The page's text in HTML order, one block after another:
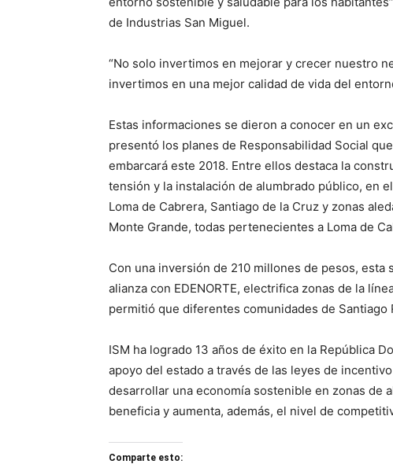
de Industrias San Miguel.
“No solo invertimos en mejorar y crecer nuestro
invertimos en una mejor calidad de vida del
Estas informaciones se dieron a conocer en un
presentó los planes de Responsabilidad Social
embarcará este 2018. Entre ellos destaca la
tensión y la instalación de alumbrado público, en
Loma de Cabrera, Santiago de la Cruz y zonas
Monte Grande, todas pertenecientes a Loma de
Con una inversión de 210 millones de pesos,
alianza con EDENORTE, electrifica zonas de la
permitió que diferentes comunidades de
ISM ha logrado 13 años de éxito en la República
apoyo del estado a través de las leyes de
desarrollar una economía sostenible en zonas de
beneficia y aumenta, además, el nivel de
Comparte esto: